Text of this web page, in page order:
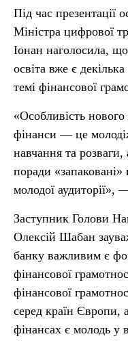
Під час презентації
Міністра цифрової
Іонан наголосила,
освіта вже є
темі фінансової
«Особливість нового
фінанси — це
навчання та
поради
молодої аудиторії»,
Заступник Голови
Олексій Шабан
банку важливим є
фінансової
фінансової
серед країн
фінансах є молодь у